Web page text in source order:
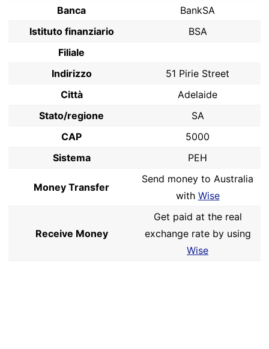
Banca
BankSA
Istituto finanziario
BSA
Filiale
Indirizzo
51 Pirie Street
Città
Adelaide
Stato/regione
SA
CAP
5000
Sistema
PEH
Money Transfer
Send money to Australia
with Wise
Receive Money
Get paid at the real
exchange rate by using
Wise